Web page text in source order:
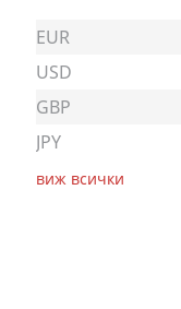
EUR
USD
GBP
JPY
виж всички